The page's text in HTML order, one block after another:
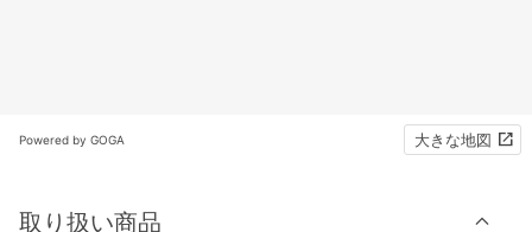
Powered by GOGA 大きな地図
取り扱い商品